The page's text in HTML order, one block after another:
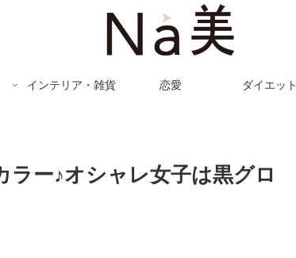
インテリア・雑貨 恋愛 ダイエット
ラー♪オシャレ女子は黒グロ